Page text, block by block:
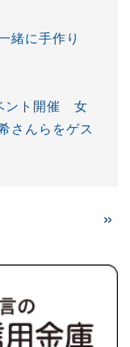
緒に手作り
ント開催 女
さんらをゲス